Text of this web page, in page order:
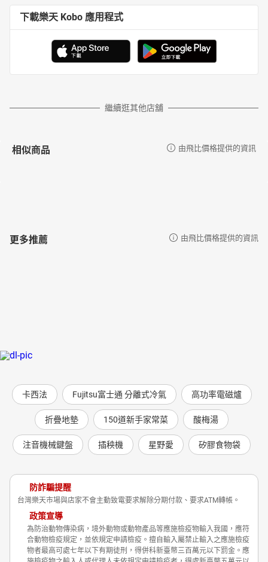
下載樂天 Kobo 應用程式
繼續逛其他店舖
相似商品 由飛比價格提供的資訊
更多推薦 由飛比價格提供的資訊
卡西法 Fujitsu富士通 分離式冷氣 高功率電磁爐
折疊地墊 150道新手家常菜 酸梅湯
注音機械鍵盤 插秧機 星野愛 矽膠食物袋
防詐騙提醒
台灣樂天市場與店家不會主動致電要求解除分期付款、要求ATM轉帳。
政策宣導
為防治動物傳染病，境外動物或動物產品等應施檢疫物輸入我國，應符
合動物檢疫規定，並依規定申請檢疫。擅自輸入屬禁止輸入之應施檢疫
物者最高可處七年以下有期徒刑，得併科新臺幣三百萬元以下罰金。應